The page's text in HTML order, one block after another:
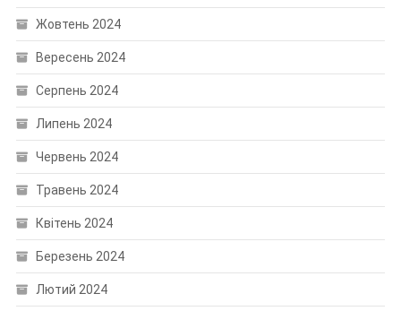
Жовтень 2024
Вересень 2024
Серпень 2024
Липень 2024
Червень 2024
Травень 2024
Квітень 2024
Березень 2024
Лютий 2024